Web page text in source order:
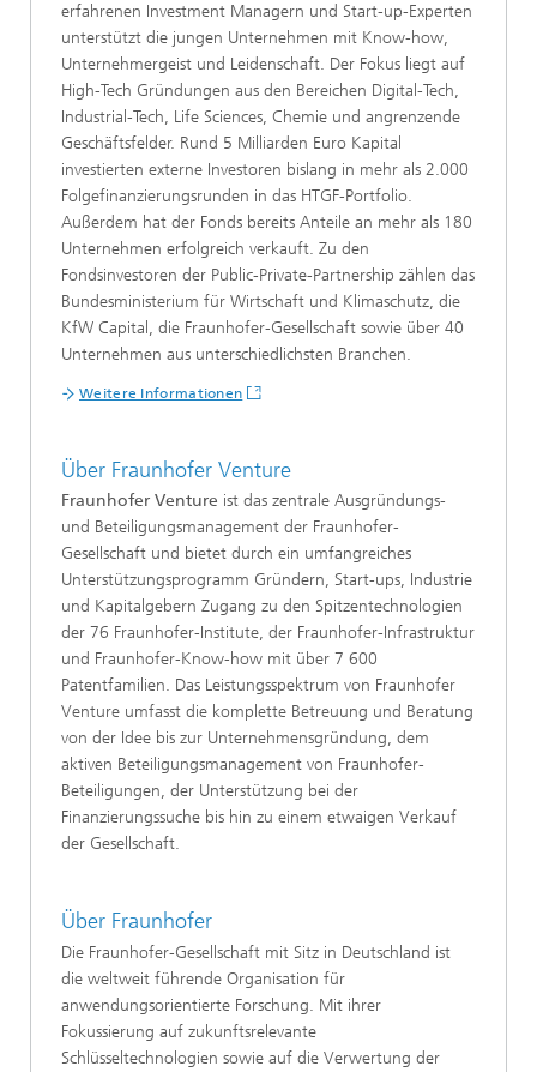
erfahrenen Investment Managern und Start-up-Experten
unterstützt die jungen Unternehmen mit Know-how,
Unternehmergeist und Leidenschaft. Der Fokus liegt auf
High-Tech Gründungen aus den Bereichen Digital-Tech,
Industrial-Tech, Life Sciences, Chemie und angrenzende
Geschäftsfelder. Rund 5 Milliarden Euro Kapital
investierten externe Investoren bislang in mehr als 2.000
Folgefinanzierungsrunden in das HTGF-Portfolio.
Außerdem hat der Fonds bereits Anteile an mehr als 180
Unternehmen erfolgreich verkauft. Zu den
Fondsinvestoren der Public-Private-Partnership zählen das
Bundesministerium für Wirtschaft und Klimaschutz, die
KfW Capital, die Fraunhofer-Gesellschaft sowie über 40
Unternehmen aus unterschiedlichsten Branchen.
Weitere Informationen
Über Fraunhofer Venture
Fraunhofer Venture ist das zentrale Ausgründungs-
und Beteiligungsmanagement der Fraunhofer-
Gesellschaft und bietet durch ein umfangreiches
Unterstützungsprogramm Gründern, Start-ups, Industrie
und Kapitalgebern Zugang zu den Spitzentechnologien
der 76 Fraunhofer-Institute, der Fraunhofer-Infrastruktur
und Fraunhofer-Know-how mit über 7 600
Patentfamilien. Das Leistungsspektrum von Fraunhofer
Venture umfasst die komplette Betreuung und Beratung
von der Idee bis zur Unternehmensgründung, dem
aktiven Beteiligungsmanagement von Fraunhofer-
Beteiligungen, der Unterstützung bei der
Finanzierungssuche bis hin zu einem etwaigen Verkauf
der Gesellschaft.
Über Fraunhofer
Die Fraunhofer-Gesellschaft mit Sitz in Deutschland ist
die weltweit führende Organisation für
anwendungsorientierte Forschung. Mit ihrer
Fokussierung auf zukunftsrelevante
Schlüsseltechnologien sowie auf die Verwertung der